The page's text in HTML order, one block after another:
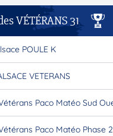
VÉTÉRANS 31
POULE K
VETERANS
Paco Matéo Sud
Paco Matéo Phase